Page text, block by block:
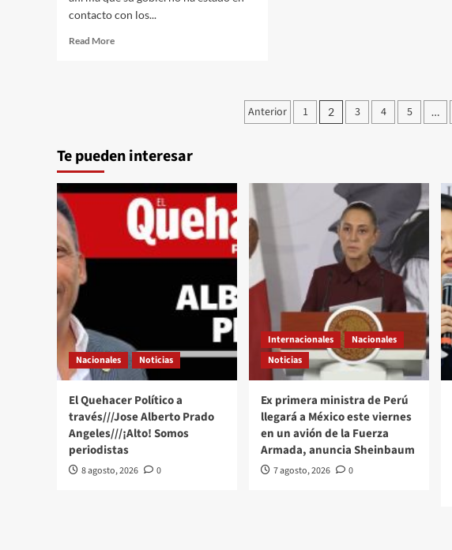
contacto con los...
Read MoreRead
agradece
Infantino,
FIFA,
al
Mundial
Paginación
Anterior 1 2 3 4 5 …
Te pueden interesar
Nacionales Noticias
El Quehacer Político a
través///Jose Alberto Prado
Angeles///¡Alto! Somos
periodistas
8 agosto, 2026 0
Internacionales
Nacionales
Noticias
Ex primera ministra de Perú
llegará a México este viernes
en un avión de la Fuerza
Armada, anuncia Sheinbaum
7 agosto, 2026 0